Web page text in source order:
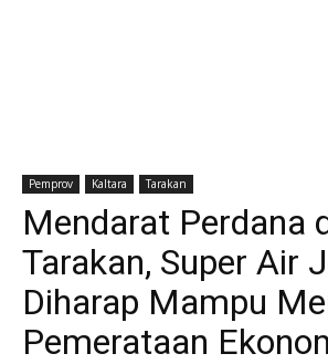
Pemprov Kaltara Tarakan
Mendarat Perdana
Tarakan, Super Air
Diharap Mampu
Pemerataan